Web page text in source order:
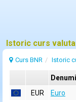
Istoric curs
Curs BNR Istoric
EUR
Euro